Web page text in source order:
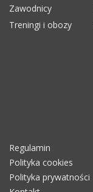
Zawodnicy
Treningi i obozy
Regulamin
Polityka cookies
Polityka prywatności